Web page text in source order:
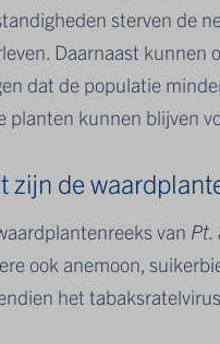
sterven de
Daarnaast kunnen
dat de populatie
planten kunnen blijven
zijn de
van Pt.
ook anemoon,
het